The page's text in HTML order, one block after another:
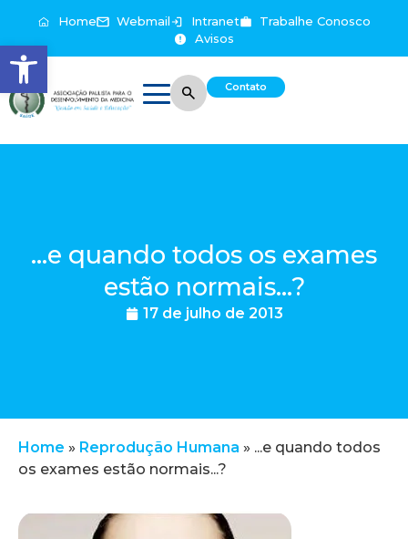
Abrir a barra de ferramentas
Home Webmail Intranet
Trabalhe Conosco
Avisos
Contato
...e quando todos os exames
estão normais...?
17 de julho de 2013
Home » Reprodução Humana » ...e quando todos
os exames estão normais...?